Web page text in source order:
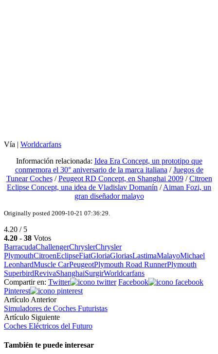
Vía | Worldcarfans
Información relacionada: Idea Era Concept, un prototipo que
conmemora el 30° aniversario de la marca italiana /Juegos de
Tunear Coches/Peugeot RD Concept, en Shanghai 2009/Citroen
Eclipse Concept, una idea de Vladislav Domanín /Aiman Fozi, un
gran diseñador malayo
Originally posted 2009-10-21 07:36:29.
4.20 / 5
4.20 - 38 Votos
BarracudaChallengerChryslerChrysler
PlymouthCitroenEclipseFiatGloriaGloriasLastimaMalayoMichael
LeonhardMuscle CarPeugeotPlymouth Road RunnerPlymouth
SuperbirdRevivaShanghaiSurgirWorldcarfans
Compartir en: Twitter
Facebook
Pinterest
Artículo Anterior
Simuladores de Coches Futuristas
Artículo Siguiente
Coches Eléctricos del Futuro
También te puede interesar